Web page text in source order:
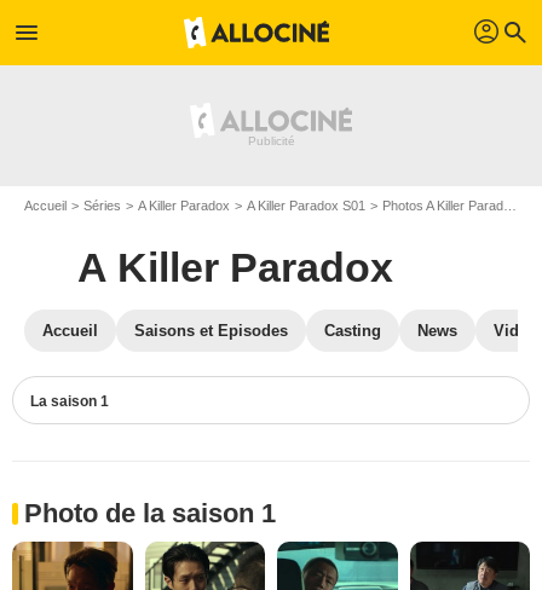
menu profil search
Accueil Séries A Killer Paradox A Killer Paradox S01 Photos A Killer Paradox
A Killer Paradox
Accueil Saisons et Episodes Casting News
La saison 1
Photo de la saison 1